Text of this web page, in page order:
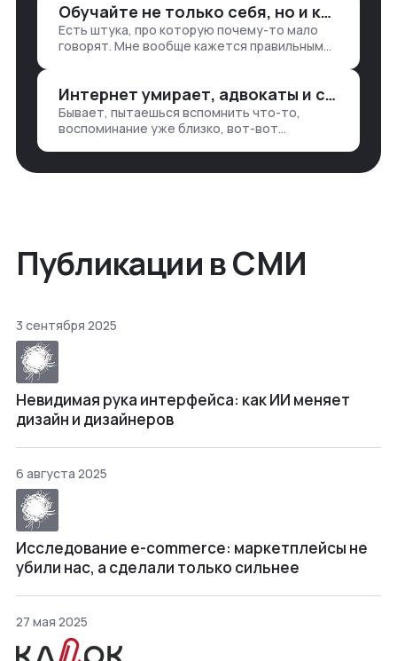
продажи, заявки, прогресс по проекту
— все ручками
Обучайте не только себя, но и клиентов
Есть штука, про которую почему-то мало
говорят. Мне вообще кажется правильным
хватаешь у клиента: е…
Интернет умирает, адвокаты и судьи в растерянности, а я хочу песню
Бывает, пытаешься вспомнить что-то,
воспоминание уже близко, вот-вот
неделями, если сильно не повезе…
Публикации в СМИ
3 сентября 2025
Невидимая рука интерфейса: как ИИ меняет
дизайн и дизайнеров
6 августа 2025
Исследование e-commerce: маркетплейсы не
убили нас, а сделали только сильнее
27 мая 2025